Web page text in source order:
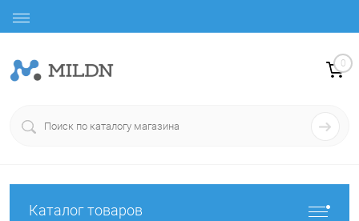
0
Каталог товаров